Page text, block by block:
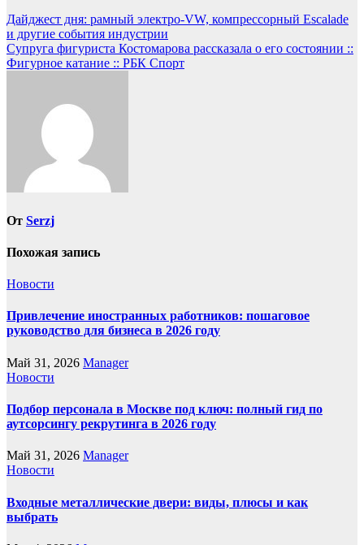
Навигация
по
записям
Дайджест дня: рамный электро-VW, компрессорный Escalade
и другие события индустрии
Супруга фигуриста Костомарова рассказала о его состоянии ::
Фигурное катание :: РБК Спорт
От Serzj
Похожая запись
Новости
Привлечение иностранных работников: пошаговое
руководство для бизнеса в 2026 году
Май 31, 2026 Manager
Новости
Подбор персонала в Москве под ключ: полный гид по
аутсорсингу рекрутинга в 2026 году
Май 31, 2026 Manager
Новости
Входные металлические двери: виды, плюсы и как
выбрать